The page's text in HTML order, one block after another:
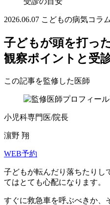
2026.06.07 こどもの病気コラム
子どもが頭を打っ
観察ポイントと受
この記事を監修した医師
小児科専門医/院長
濵野 翔
WEB予約
子どもが転んだり落ちたりし
てはとても心配になります。
すぐに救急車を呼ぶべきか、